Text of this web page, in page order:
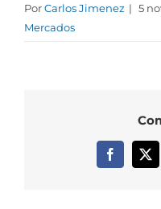
PorCarlos Jimenez | 5
Mercados
Facebook
X